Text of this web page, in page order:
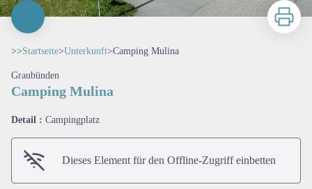
Zu
>>Startseite>Unterkunft>Camping Mulina
Graubünden
Camping Mulina
Detail : Campingplatz
Dieses Element für den Offline-Zugriff einbetten